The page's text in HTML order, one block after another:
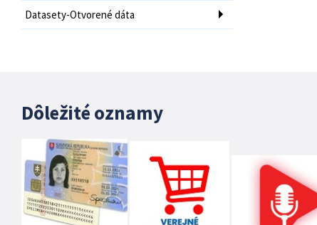
Datasety-Otvorené dáta
Dôležité oznamy